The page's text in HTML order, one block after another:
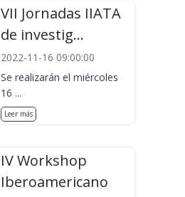
VII Jornadas IIATA
de investig...
2022-11-16 09:00:00
Se realizarán el miércoles
16 ...
Leer más
IV Workshop
Iberoamericano